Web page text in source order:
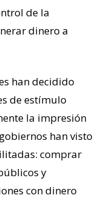
de la
dinero a
han decidido
de estímulo
la impresión
han visto
comprar
y
con dinero